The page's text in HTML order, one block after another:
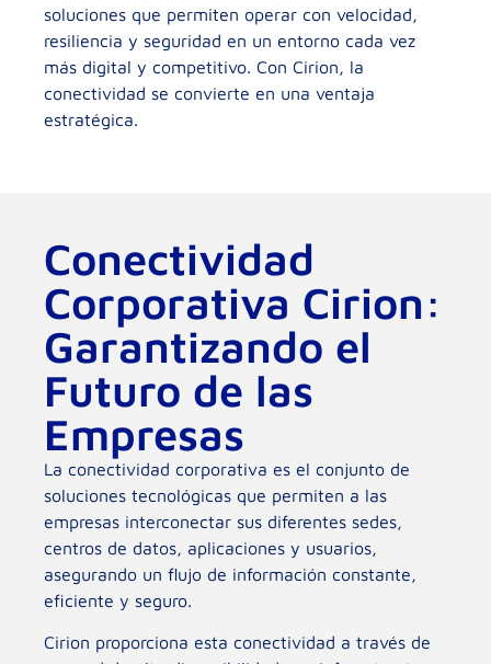
soluciones que permiten operar con velocidad,
resiliencia y seguridad en un entorno cada vez
más digital y competitivo. Con Cirion, la
conectividad se convierte en una ventaja
estratégica.
Conectividad
Corporativa Cirion:
Garantizando el
Futuro de las
Empresas
La conectividad corporativa es el conjunto de
soluciones tecnológicas que permiten a las
empresas interconectar sus diferentes sedes,
centros de datos, aplicaciones y usuarios,
asegurando un flujo de información constante,
eficiente y seguro.
Cirion proporciona esta conectividad a través de